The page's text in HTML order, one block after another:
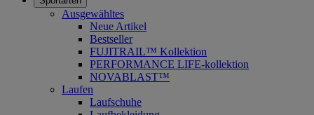
Ausgewähltes
Neue Artikel
Bestseller
FUJITRAIL™ Kollektion
PERFORMANCE LIFE-kollektion
NOVABLAST™
Laufen
Laufschuhe